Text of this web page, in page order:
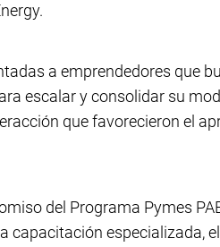
a emprendedores que
escalar y consolidar su
que favorecieron el
del Programa Pymes
capacitación especializada,